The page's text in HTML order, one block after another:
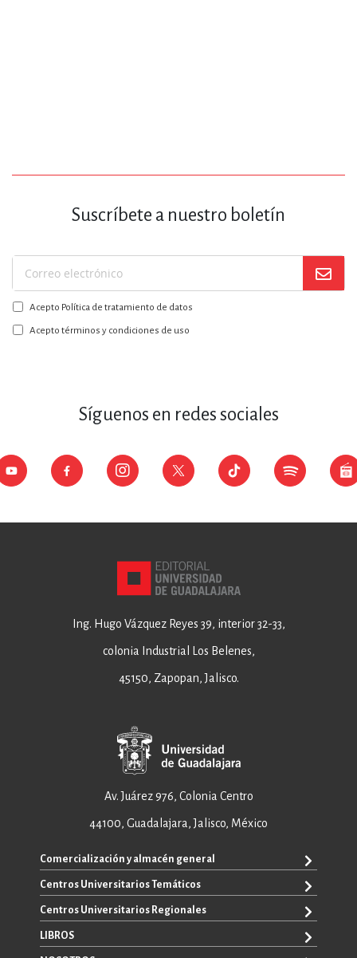
Suscríbete a nuestro boletín
Suscríbase
a
nuestro
boletín:
Acepto Política de tratamiento de datos
Acepto términos y condiciones de uso
Síguenos en redes sociales
Ing. Hugo Vázquez Reyes 39, interior 32-33,
colonia Industrial Los Belenes,
45150, Zapopan, Jalisco.
Av. Juárez 976, Colonia Centro
44100, Guadalajara, Jalisco, México
Comercialización y almacén general
+52 33 3640 6326
+52 33 3640 4595
ventas@editorial.udg.mx
Centros Universitarios Temáticos
CUAAD
CUCEA
Centros Universitarios Regionales
CUALTOS
LIBROS